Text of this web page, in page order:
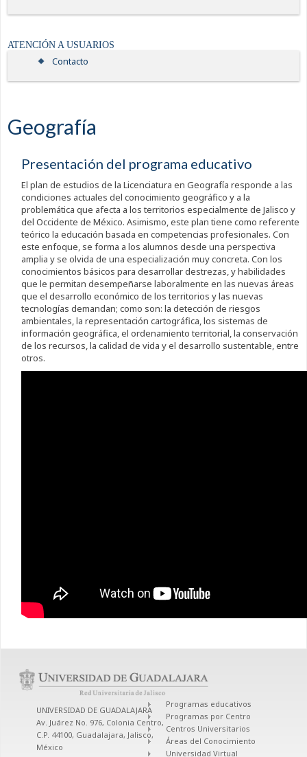
ATENCIÓN A USUARIOS
Contacto
Geografía
Presentación del programa educativo
El plan de estudios de la Licenciatura en Geografía responde a las
condiciones actuales del conocimiento geográfico y a la
problemática que afecta a los territorios especialmente de Jalisco y
del Occidente de México. Asimismo, este plan tiene como referente
teórico la educación basada en competencias profesionales. Con
este enfoque, se forma a los alumnos desde una perspectiva
amplia y se olvida de una especialización muy concreta. Con los
conocimientos básicos para desarrollar destrezas, y habilidades
que le permitan desempeñarse laboralmente en las nuevas áreas
que el desarrollo económico de los territorios y las nuevas
tecnologías demandan; como son: la detección de riesgos
ambientales, la representación cartográfica, los sistemas de
información geográfica, el ordenamiento territorial, la conservación
de los recursos, la calidad de vida y el desarrollo sustentable, entre
otros.
UNIVERSIDAD DE GUADALAJARA
Av. Juárez No. 976, Colonia Centro,
C.P. 44100, Guadalajara, Jalisco,
México
Programas educativos
Programas por Centro
Centros Universitarios
Áreas del Conocimiento
Universidad Virtual